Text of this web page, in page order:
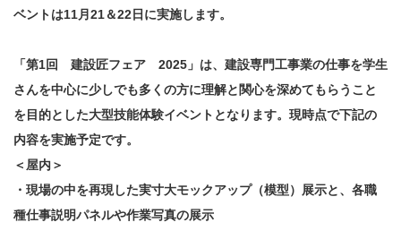
ベントは11月21＆22日に実施します。
「第1回 建設匠フェア 2025」は、建設専門工事業の仕事を学生
さんを中心に少しでも多くの方に理解と関心を深めてもらうこと
を目的とした大型技能体験イベントとなります。現時点で下記の
内容を実施予定です。
＜屋内＞
・現場の中を再現した実寸大モックアップ（模型）展示と、各職
種仕事説明パネルや作業写真の展示